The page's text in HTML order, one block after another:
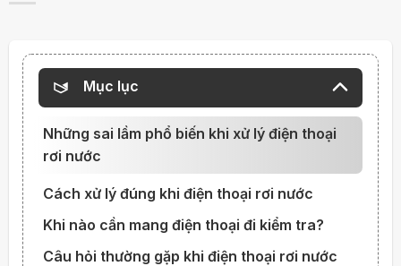
Mục lục
Những sai lầm phổ biến khi xử lý điện thoại
rơi nước
Cách xử lý đúng khi điện thoại rơi nước
Khi nào cần mang điện thoại đi kiểm tra?
Câu hỏi thường gặp khi điện thoại rơi nước